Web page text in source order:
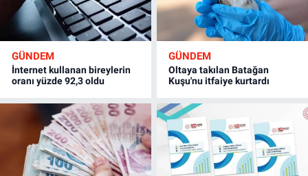
GÜNDEM
İnternet kullanan bireylerin
oranı yüzde 92,3 oldu
GÜNDEM
Oltaya takılan Batağan
Kuşu'nu itfaiye kurtardı